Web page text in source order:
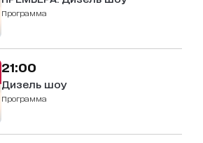
Программа
21:00
Дизель шоу
Программа